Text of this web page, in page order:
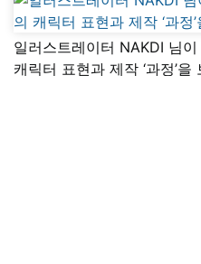
일러스트레이터 NAKDI 님
캐릭터 표현과 제작 ‘과정’